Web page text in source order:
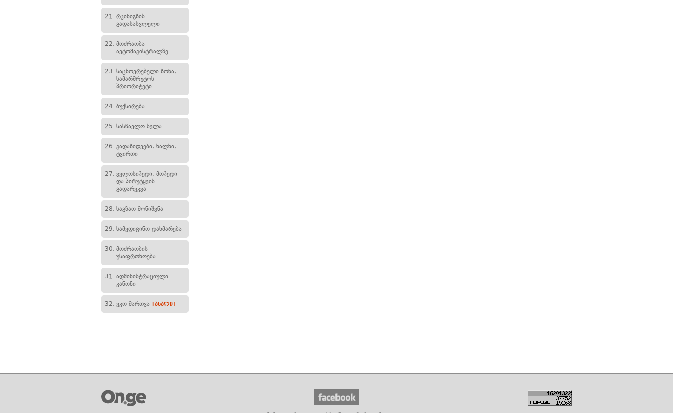
21. რკინიგზის
გადასასვლელი
22. მოძრაობა
ავტომაგისტრალზე
23. საცხოვრებელი ზონა,
სამარშრუტოს
პრიორიტეტი
24. ბუქსირება
25. სასწავლო სვლა
26. გადაზიდვები, ხალხი,
ტვირთი
27. ველოსიპედი, მოპედი
და პირუტყვის
გადარეკვა
28. საგზაო მონიშვნა
29. სამედიცინო დახმარება
30. მოძრაობის
უსაფრთხოება
31. ადმინისტრაციული
კანონი
32. ეკო-მართვა [ახალი]